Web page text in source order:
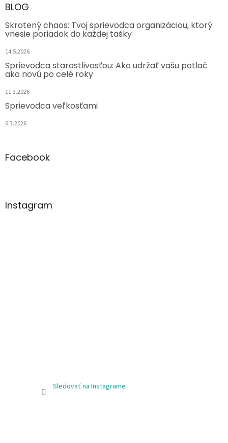
BLOG
Skrotený chaos: Tvoj sprievodca organizáciou, ktorý
vnesie poriadok do každej tašky
14.5.2026
Sprievodca starostlivosťou: Ako udržať vašu potlač
ako novú po celé roky
11.3.2026
Sprievodca veľkosťami
6.3.2026
Facebook
Instagram
Sledovať na Instagrame